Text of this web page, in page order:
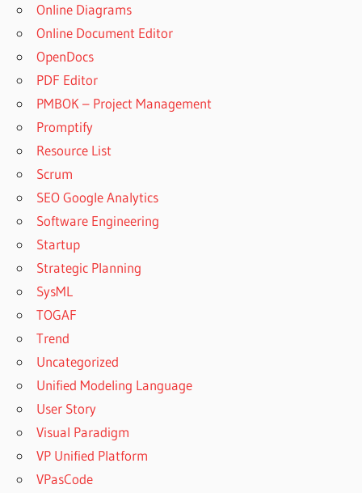
Online Diagrams
Online Document Editor
OpenDocs
PDF Editor
PMBOK – Project Management
Promptify
Resource List
Scrum
SEO Google Analytics
Software Engineering
Startup
Strategic Planning
SysML
TOGAF
Trend
Uncategorized
Unified Modeling Language
User Story
Visual Paradigm
VP Unified Platform
VPasCode